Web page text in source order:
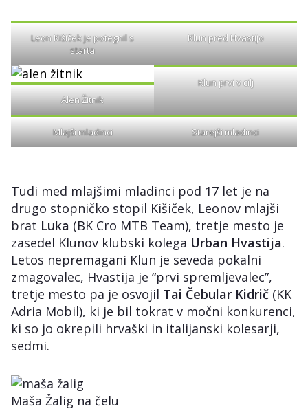
Leon Kišiček je potegnil s
starta
Klun pred Hvastijo
Alen Žitnik
Klun prvi v cilj
Mlajši mladinci Starejši mladinci
Tudi med mlajšimi mladinci pod 17 let je na
drugo stopničko stopil Kišiček, Leonov mlajši
brat Luka (BK Cro MTB Team), tretje mesto je
zasedel Klunov klubski kolega Urban Hvastija.
Letos nepremagani Klun je seveda pokalni
zmagovalec, Hvastija je “prvi spremljevalec”,
tretje mesto pa je osvojil Tai Čebular Kidrič (KK
Adria Mobil), ki je bil tokrat v močni konkurenci,
ki so jo okrepili hrvaški in italijanski kolesarji,
sedmi.
Maša Žalig na čelu